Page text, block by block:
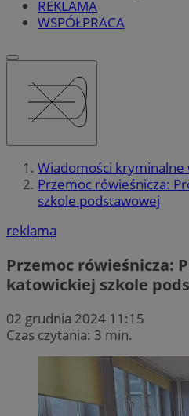
REKLAMA
WSPÓŁPRACA
Wiadomości kryminalne
Przemoc rówieśnicza:
szkole podstawowej
reklama
Przemoc rówieśnicza:
katowickiej szkole
02 grudnia 2024 11:15
Czas czytania: 3 min.